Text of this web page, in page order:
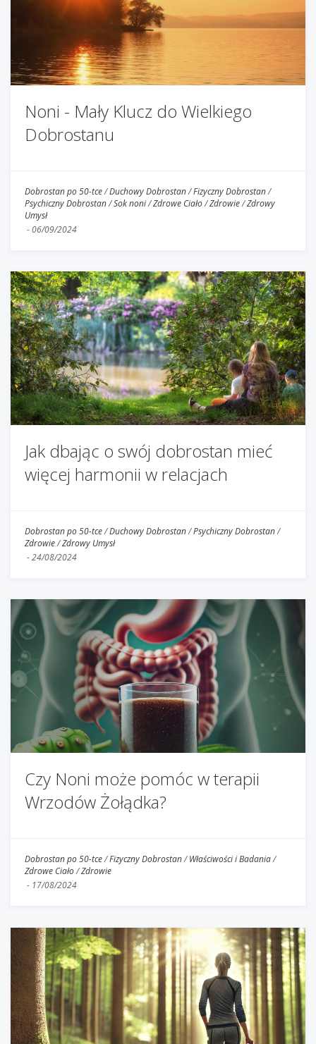
Noni - Mały Klucz do Wielkiego
Dobrostanu
Dobrostan po 50-tce/Duchowy Dobrostan/Fizyczny Dobrostan/
Psychiczny Dobrostan/Sok noni/Zdrowe Ciało/Zdrowie/Zdrowy
Umysł
-06/09/2024
Jak dbając o swój dobrostan mieć
więcej harmonii w relacjach
Dobrostan po 50-tce/Duchowy Dobrostan/Psychiczny Dobrostan/
Zdrowie/Zdrowy Umysł
-24/08/2024
Czy Noni może pomóc w terapii
Wrzodów Żołądka?
Dobrostan po 50-tce/Fizyczny Dobrostan/Właściwości i Badania/
Zdrowe Ciało/Zdrowie
- 17/08/2024